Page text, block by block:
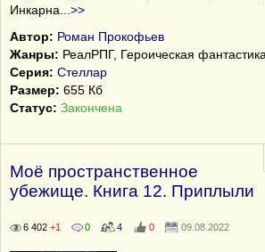
Инкарна
>>
Автор: Роман Прокофьев
Жанры: РеалРПГ, Героическая
Серия: Стеллар
Размер: 655 Кб
Статус: Закончена
Моё пространственное
убежище. Книга 12. Приплыли
6 402 +1 0 4 0 09.08.2022